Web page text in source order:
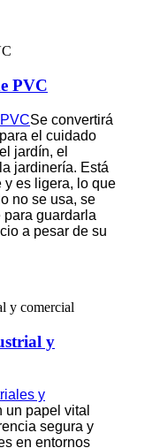
PVC
Se convertirá
el cuidado
jardín, el
jardinería. Está
es ligera, lo que
no se usa, se
guardarla
a pesar de su
y
y
un papel vital
segura y
en entornos